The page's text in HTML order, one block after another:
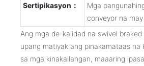
Sertipikasyon：
Mga
conveyor na may
Ang mga de-kalidad na swivel
upang matiyak ang pinakamataas na
sa mga kinakailangan, maaaring